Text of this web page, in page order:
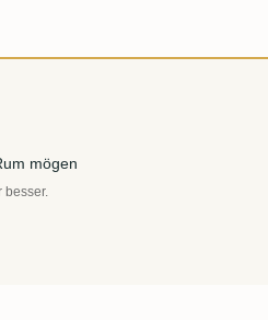
mögen
besser.